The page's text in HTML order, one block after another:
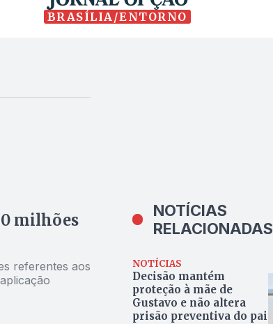
BRASÍLIA/ENTORNO
milhões
referentes aos
NOTÍCIAS
RELACIONADAS
NOTÍCIAS
Decisão mantém
proteção à mãe de
Gustavo e não altera
prisão preventiva do pai